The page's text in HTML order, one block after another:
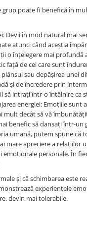
poate fi benefică în
Devii în mod natural mai
atunci când aceștia
o înțelegere mai
față de cei care sunt
plânsul sau depășirea
și de încredere prin
intrați într-o întâlnire ca
energiei: Emoțiile
decât să vă
benefic să dansați într-
umană, putem spune că
mare apreciere a
personale. În
și că schimbarea este
experiențele
devin mai tolerabile.